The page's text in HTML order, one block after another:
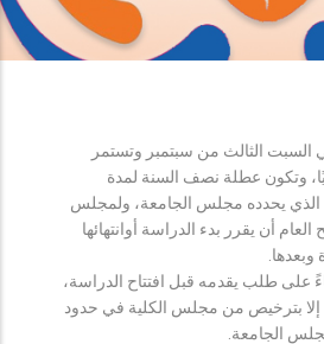
السبت الثالث من سبتمبر وتستمر
وتكون عطلة نصف السنة لمدة
الذي يحدده مجلس الجامعة، ولمجلس
أن يقرر بدء الدراسة أوانتهائها
وبعدها.
على طلب يقدمه قبل افتتاح الدراسة،
إلا بترخيص من مجلس الكلية في حدود
الجامعة.